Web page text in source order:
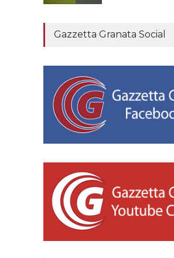
l’allenatore della
Gazzetta Granata Social